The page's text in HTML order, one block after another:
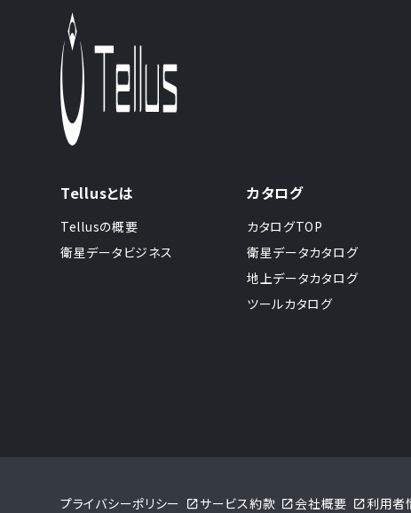
Tellusとは
Tellusの概要
衛星データビジネス
カタログ
カタログTOP
衛星データカタログ
地上データカタログ
ツールカタログ
プライバシーポリシー サービス約款 会社概要 利用者